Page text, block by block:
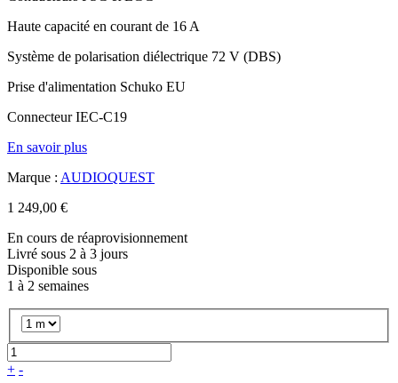
Haute capacité en courant de 16 A
Système de polarisation diélectrique 72 V (DBS)
Prise d'alimentation Schuko EU
Connecteur IEC-C19
En savoir plus
Marque : AUDIOQUEST
1 249,00 €
En cours de réaprovisionnement
Livré sous 2 à 3 jours
Disponible sous
1 à 2 semaines
+ -